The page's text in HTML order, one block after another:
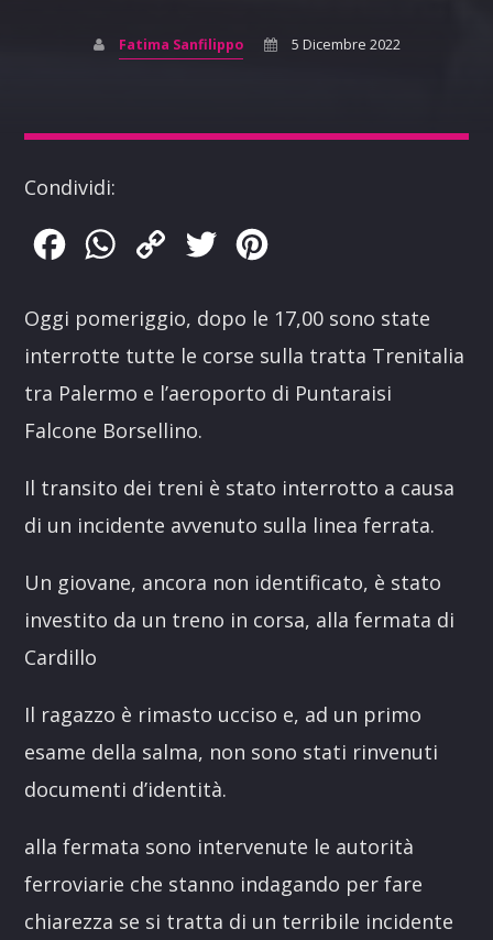
Fatima Sanfilippo 5 Dicembre 2022
Condividi:
FacebookWhatsApp
Copy
Twitter
Oggi pomeriggio, dopo le 17,00 sono state
interrotte tutte le corse sulla tratta Trenitalia
tra Palermo e l’aeroporto di Puntaraisi
Falcone Borsellino.
Il transito dei treni è stato interrotto a causa
di un incidente avvenuto sulla linea ferrata.
Un giovane, ancora non identificato, è stato
investito da un treno in corsa, alla fermata di
Cardillo
Il ragazzo è rimasto ucciso e, ad un primo
esame della salma, non sono stati rinvenuti
documenti d’identità.
alla fermata sono intervenute le autorità
ferroviarie che stanno indagando per fare
chiarezza se si tratta di un terribile incidente